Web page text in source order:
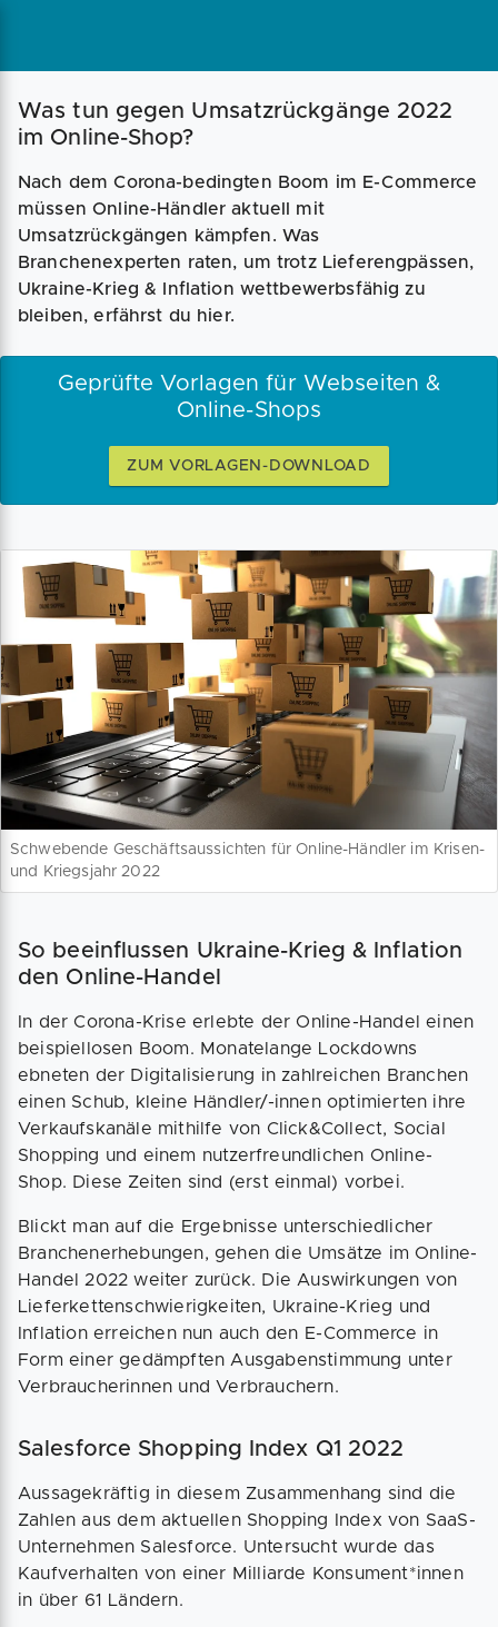
Was tun gegen Umsatzrückgänge 2022
im Online-Shop?
Nach dem Corona-bedingten Boom im E-Commerce
müssen Online-Händler aktuell mit
Umsatzrückgängen kämpfen. Was
Branchenexperten raten, um trotz Lieferengpässen,
Ukraine-Krieg & Inflation wettbewerbsfähig zu
bleiben, erfährst du hier.
Geprüfte Vorlagen für Webseiten &
Online-Shops
ZUM VORLAGEN-DOWNLOAD
Schwebende Geschäftsaussichten für Online-Händler im Krisen-
und Kriegsjahr 2022
So beeinflussen Ukraine-Krieg & Inflation
den Online-Handel
In der Corona-Krise erlebte der Online-Handel einen
beispiellosen Boom. Monatelange Lockdowns
ebneten der Digitalisierung in zahlreichen Branchen
einen Schub, kleine Händler/-innen optimierten ihre
Verkaufskanäle mithilfe von Click&Collect, Social
Shopping und einem nutzerfreundlichen Online-
Shop. Diese Zeiten sind (erst einmal) vorbei.
Blickt man auf die Ergebnisse unterschiedlicher
Branchenerhebungen, gehen die Umsätze im Online-
Handel 2022 weiter zurück. Die Auswirkungen von
Lieferkettenschwierigkeiten, Ukraine-Krieg und
Inflation erreichen nun auch den E-Commerce in
Form einer gedämpften Ausgabenstimmung unter
Verbraucherinnen und Verbrauchern.
Salesforce Shopping Index Q1 2022
Aussagekräftig in diesem Zusammenhang sind die
Zahlen aus dem aktuellen Shopping Index von SaaS-
Unternehmen Salesforce. Untersucht wurde das
Kaufverhalten von einer Milliarde Konsument*innen
in über 61 Ländern.